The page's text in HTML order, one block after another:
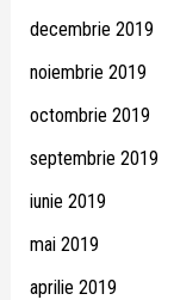
decembrie 2019
noiembrie 2019
octombrie 2019
septembrie 2019
iunie 2019
mai 2019
aprilie 2019